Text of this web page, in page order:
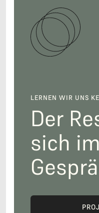
LERNEN WIR UNS
Der
sich im